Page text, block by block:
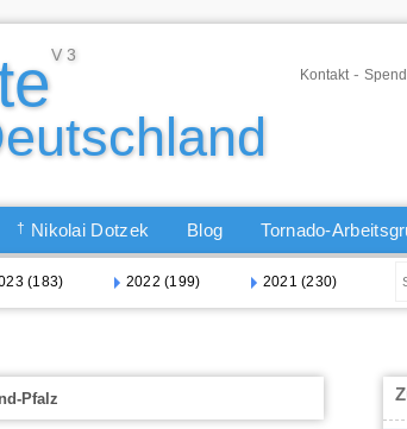
Kontakt -
† Nikolai Dotzek Blog Tornado-
(183) 2022 (199) 2021 (230)
Pfalz